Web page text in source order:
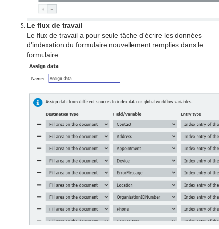
Le flux de travail
Le flux de travail a pour seule tâche d'écrire les données
d'indexation du formulaire nouvellement remplies dans le
formulaire :